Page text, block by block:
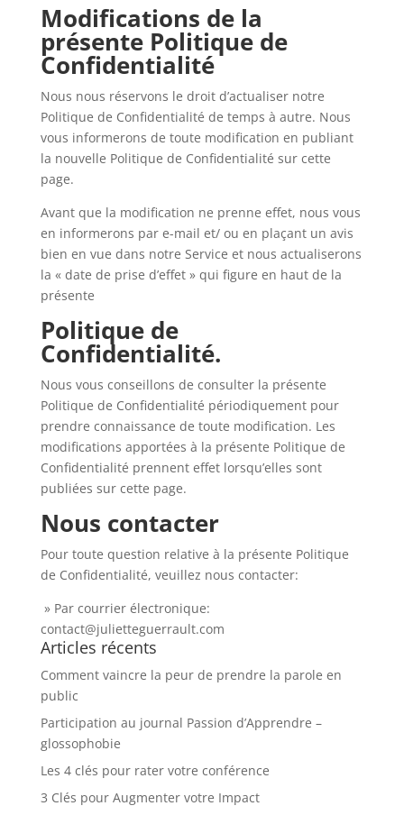
Modifications de la
présente Politique de
Confidentialité
Nous nous réservons le droit d’actualiser notre
Politique de Confidentialité de temps à autre. Nous
vous informerons de toute modification en publiant
la nouvelle Politique de Confidentialité sur cette
page.
Avant que la modification ne prenne effet, nous vous
en informerons par e-mail et/ ou en plaçant un avis
bien en vue dans notre Service et nous actualiserons
la « date de prise d’effet » qui figure en haut de la
présente
Politique de
Confidentialité.
Nous vous conseillons de consulter la présente
Politique de Confidentialité périodiquement pour
prendre connaissance de toute modification. Les
modifications apportées à la présente Politique de
Confidentialité prennent effet lorsqu’elles sont
publiées sur cette page.
Nous contacter
Pour toute question relative à la présente Politique
de Confidentialité, veuillez nous contacter:
» Par courrier électronique:
contact@julietteguerrault.com
Articles récents
Comment vaincre la peur de prendre la parole en
public
Participation au journal Passion d’Apprendre –
glossophobie
Les 4 clés pour rater votre conférence
3 Clés pour Augmenter votre Impact